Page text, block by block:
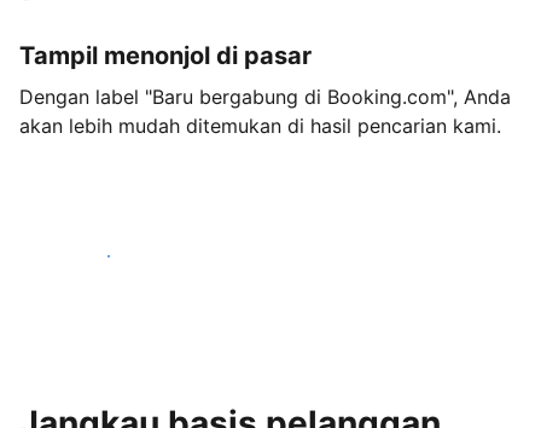
Tampil menonjol di pasar
Dengan label "Baru bergabung di Booking.com", Anda
akan lebih mudah ditemukan di hasil pencarian kami.
Mulai sekarang